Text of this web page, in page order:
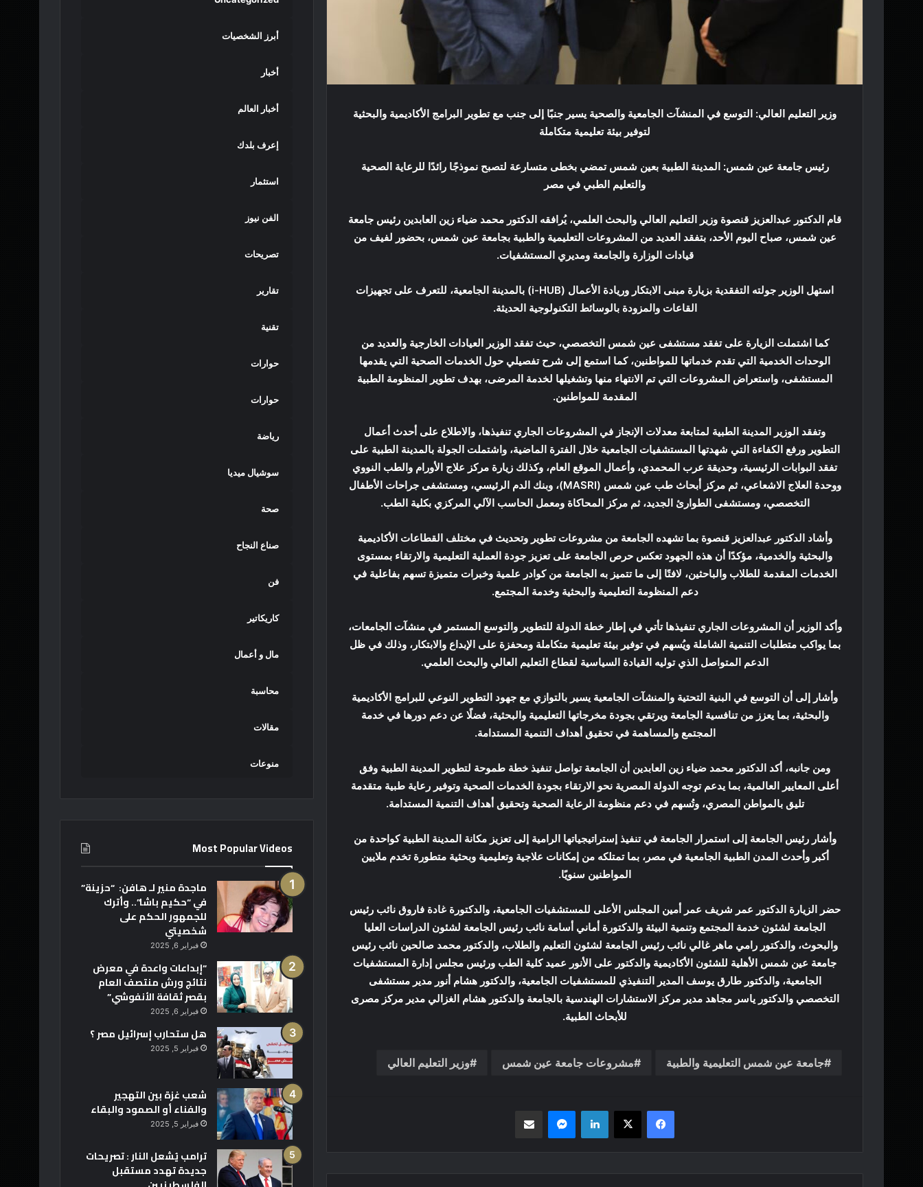
وزير التعليم العالي: التوسع في المنشآت الجامعية والصحية يسير جنبًا إلى جنب مع تطوير البرامج الأكاديمية والبحثية
لتوفير بيئة تعليمية متكاملة
رئيس جامعة عين شمس: المدينة الطبية بعين شمس تمضي بخطى متسارعة لتصبح نموذجًا رائدًا للرعاية الصحية
والتعليم الطبي في مصر
قام الدكتور عبدالعزيز قنصوة وزير التعليم العالي والبحث العلمي، يُرافقه الدكتور محمد ضياء زين العابدين رئيس جامعة
عين شمس، صباح اليوم الأحد، بتفقد العديد من المشروعات التعليمية والطبية بجامعة عين شمس، بحضور لفيف من
قيادات الوزارة والجامعة ومديري المستشفيات.
استهل الوزير جولته التفقدية بزيارة مبنى الابتكار وريادة الأعمال (i-HUB) بالمدينة الجامعية، للتعرف على تجهيزات
القاعات والمزودة بالوسائط التكنولوجية الحديثة.
كما اشتملت الزيارة على تفقد مستشفى عين شمس التخصصي، حيث تفقد الوزير العيادات الخارجية والعديد من
الوحدات الخدمية التي تقدم خدماتها للمواطنين، كما استمع إلى شرح تفصيلي حول الخدمات الصحية التي يقدمها
المستشفى، واستعراض المشروعات التي تم الانتهاء منها وتشغيلها لخدمة المرضى، بهدف تطوير المنظومة الطبية
المقدمة للمواطنين.
وتفقد الوزير المدينة الطبية لمتابعة معدلات الإنجاز في المشروعات الجاري تنفيذها، والاطلاع على أحدث أعمال
التطوير ورفع الكفاءة التي شهدتها المستشفيات الجامعية خلال الفترة الماضية، واشتملت الجولة بالمدينة الطبية على
تفقد البوابات الرئيسية، وحديقة عرب المحمدي، وأعمال الموقع العام، وكذلك زيارة مركز علاج الأورام والطب النووي
ووحدة العلاج الاشعاعي، ثم مركز أبحاث طب عين شمس (MASRI)، وبنك الدم الرئيسي، ومستشفى جراحات الأطفال
التخصصي، ومستشفى الطوارئ الجديد، ثم مركز المحاكاة ومعمل الحاسب الآلي المركزي بكلية الطب.
وأشاد الدكتور عبدالعزيز قنصوة بما تشهده الجامعة من مشروعات تطوير وتحديث في مختلف القطاعات الأكاديمية
والبحثية والخدمية، مؤكدًا أن هذه الجهود تعكس حرص الجامعة على تعزيز جودة العملية التعليمية والارتقاء بمستوى
الخدمات المقدمة للطلاب والباحثين، لافتًا إلى ما تتميز به الجامعة من كوادر علمية وخبرات متميزة تسهم بفاعلية في
دعم المنظومة التعليمية والبحثية وخدمة المجتمع.
وأكد الوزير أن المشروعات الجاري تنفيذها تأتي في إطار خطة الدولة للتطوير والتوسع المستمر في منشآت الجامعات،
بما يواكب متطلبات التنمية الشاملة ويُسهم في توفير بيئة تعليمية متكاملة ومحفزة على الإبداع والابتكار، وذلك في ظل
الدعم المتواصل الذي توليه القيادة السياسية لقطاع التعليم العالي والبحث العلمي.
وأشار إلى أن التوسع في البنية التحتية والمنشآت الجامعية يسير بالتوازي مع جهود التطوير النوعي للبرامج الأكاديمية
والبحثية، بما يعزز من تنافسية الجامعة ويرتقي بجودة مخرجاتها التعليمية والبحثية، فضلًا عن دعم دورها في خدمة
المجتمع والمساهمة في تحقيق أهداف التنمية المستدامة.
ومن جانبه، أكد الدكتور محمد ضياء زين العابدين أن الجامعة تواصل تنفيذ خطة طموحة لتطوير المدينة الطبية وفق
أعلى المعايير العالمية، بما يدعم توجه الدولة المصرية نحو الارتقاء بجودة الخدمات الصحية وتوفير رعاية طبية متقدمة
تليق بالمواطن المصري، وتُسهم في دعم منظومة الرعاية الصحية وتحقيق أهداف التنمية المستدامة.
وأشار رئيس الجامعة إلى استمرار الجامعة في تنفيذ إستراتيجياتها الرامية إلى تعزيز مكانة المدينة الطبية كواحدة من
أكبر وأحدث المدن الطبية الجامعية في مصر، بما تمتلكه من إمكانات علاجية وتعليمية وبحثية متطورة تخدم ملايين
المواطنين سنويًا.
حضر الزيارة الدكتور عمر شريف عمر أمين المجلس الأعلى للمستشفيات الجامعية، والدكتورة غادة فاروق نائب رئيس
الجامعة لشئون خدمة المجتمع وتنمية البيئة والدكتورة أماني أسامة نائب رئيس الجامعة لشئون الدراسات العليا
والبحوث، والدكتور رامي ماهر غالي نائب رئيس الجامعة لشئون التعليم والطلاب، والدكتور محمد صالحين نائب رئيس
جامعة عين شمس الأهلية للشئون الأكاديمية والدكتور على الأنور عميد كلية الطب ورئيس مجلس إدارة المستشفيات
الجامعية، والدكتور طارق يوسف المدير التنفيذي للمستشفيات الجامعية، والدكتور هشام أنور مدير مستشفى
التخصصي والدكتور ياسر مجاهد مدير مركز الاستشارات الهندسية بالجامعة والدكتور هشام الغزالي مدير مركز مصرى
للأبحاث الطبية.
جامعة عين شمس التعليمية والطبية مشروعات جامعة عين شمس وزير التعليم العالي
فيسبوك لينكدإن
أبرز الشخصيات
أخبار
أخبار العالم
إعرف بلدك
استثمار
الفن نيوز
تصريحات
تقارير
تقنية
حوارات
حوارات
رياضة
سوشيال ميديا
صحة
صناع النجاح
فن
كاريكاتير
مال و أعمال
محاسبة
مقالات
منوعات
Most Popular Videos
ماجدة منير لـ هافن: “حزينة”
في “حكيم باشا”.. وأترك
للجمهور الحكم على
شخصيتي
فبراير 6, 2025
“إبداعات واعدة في معرض
نتائج ورش منتصف العام
بقصر ثقافة الأنفوشي”
فبراير 6, 2025
هل ستحارب إسرائيل مصر ؟
فبراير 5, 2025
شعب غزة بين التهجير
والفناء أو الصمود والبقاء
فبراير 5, 2025
ترامب يُشعل النار : تصريحات
جديدة تهدد مستقبل